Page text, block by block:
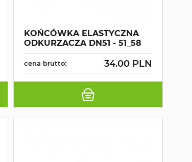
KOŃCÓWKA ELASTYCZNA
ODKURZACZA DN51 - 51_58
cena brutto: 34.00 PLN